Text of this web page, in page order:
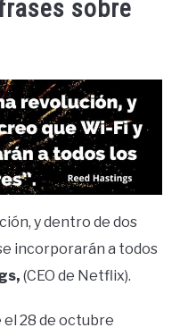
sobre
y dentro de dos
incorporarán a todos
(CEO de Netflix).
el 28 de octubre